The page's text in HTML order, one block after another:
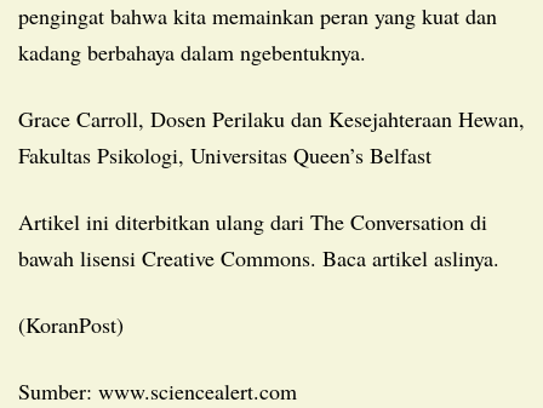
pengingat bahwa kita memainkan peran yang kuat dan
kadang berbahaya dalam ngebentuknya.
Grace Carroll, Dosen Perilaku dan Kesejahteraan Hewan,
Fakultas Psikologi, Universitas Queen’s Belfast
Artikel ini diterbitkan ulang dari The Conversation di
bawah lisensi Creative Commons. Baca artikel aslinya.
(KoranPost)
Sumber: www.sciencealert.com